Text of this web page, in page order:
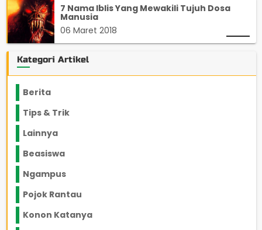
7 Nama Iblis Yang Mewakili Tujuh Dosa
Manusia
06 Maret 2018
Kategori Artikel
Berita
Tips & Trik
Lainnya
Beasiswa
Ngampus
Pojok Rantau
Konon Katanya